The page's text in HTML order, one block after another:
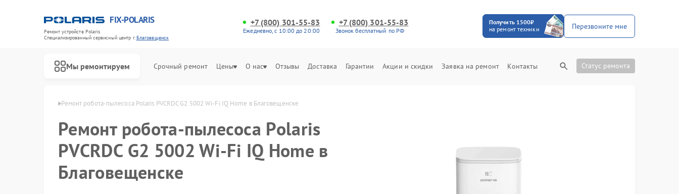
FIX-POLARIS
Ремонт устройств Polaris
Специализированный cервисный центр г.Благовещенск
+7 (800) 301-55-83
Ежедневно, с 10:00 до 20:00
+7 (800) 301-55-83
Звонок бесплатный по РФ
Получить 1500₽
на ремонт техники
Перезвоните мне
Мы ремонтируем Срочный ремонт Цены О нас Отзывы Доставка Гарантии Акции и скидки Заявка на ремонт Контакты Статус ремонта
Ремонт робота-пылесоса Polaris PVCRDC G2 5002 Wi-Fi IQ Home в Благовещенске
Ремонт робота-пылесоса Polaris
PVCRDC G2 5002 Wi-Fi IQ Home в
Благовещенске